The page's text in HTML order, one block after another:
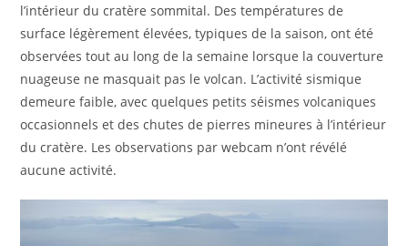
l’intérieur du cratère sommital. Des températures de
surface légèrement élevées, typiques de la saison, ont été
observées tout au long de la semaine lorsque la couverture
nuageuse ne masquait pas le volcan. L’activité sismique
demeure faible, avec quelques petits séismes volcaniques
occasionnels et des chutes de pierres mineures à l’intérieur
du cratère. Les observations par webcam n’ont révélé
aucune activité.